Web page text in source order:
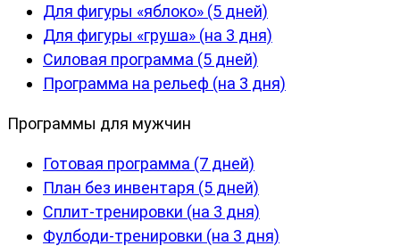
Для фигуры «яблоко» (5 дней)
Для фигуры «груша» (на 3 дня)
Силовая программа (5 дней)
Программа на рельеф (на 3 дня)
Программы для мужчин
Готовая программа (7 дней)
План без инвентаря (5 дней)
Сплит-тренировки (на 3 дня)
Фулбоди-тренировки (на 3 дня)